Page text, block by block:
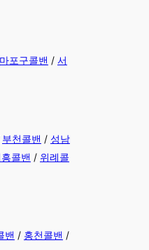
마포구콜밴 / 서
부천콜밴 / 성남
콜밴 / 위례콜
밴 / 홍천콜밴 /